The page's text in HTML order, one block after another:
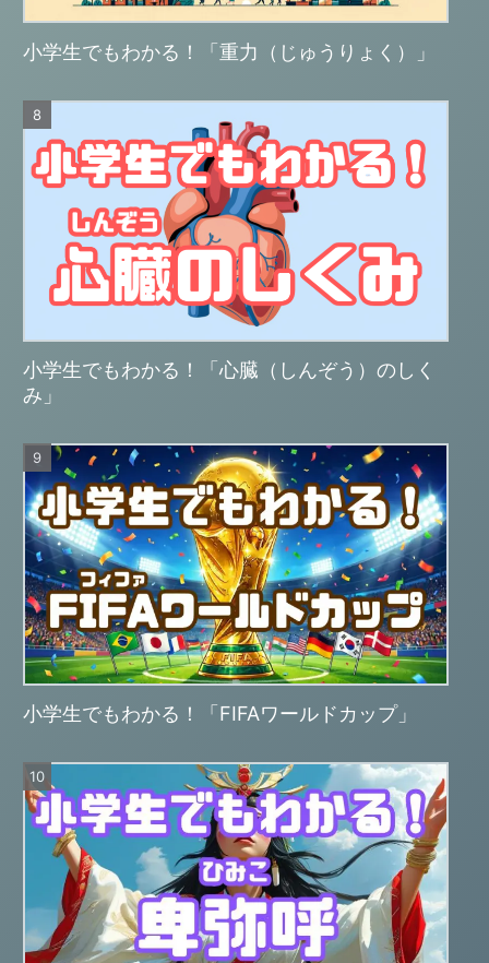
小学生でもわかる！「重力（じゅうりょく）」
小学生でもわかる！「心臓（しんぞう）のしく
み」
小学生でもわかる！「FIFAワールドカップ」